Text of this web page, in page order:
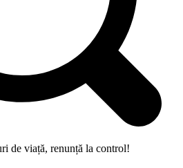
de viață, renunță la control!